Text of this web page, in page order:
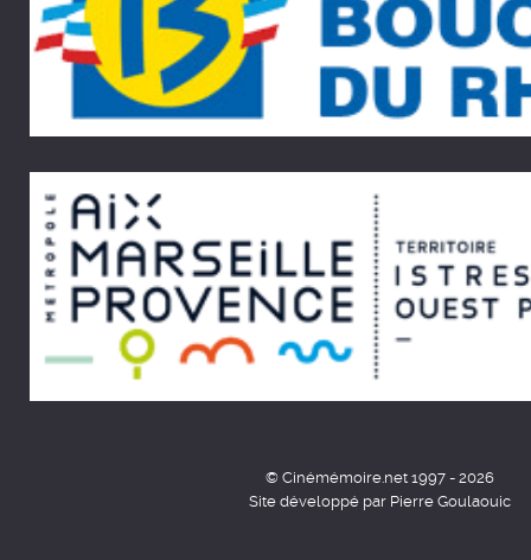
© Cinémémoire.net 1997 - 2026
Site développé par Pierre Goulaouic